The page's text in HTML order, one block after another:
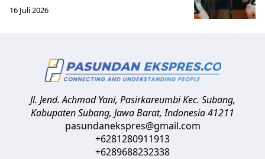
16 Juli 2026
Jl. Jend. Achmad Yani, Pasirkareumbi Kec. Subang,
Kabupaten Subang, Jawa Barat,Indonesia41211
pasundanekspres@gmail.com
+6281280911913
+6289688232338